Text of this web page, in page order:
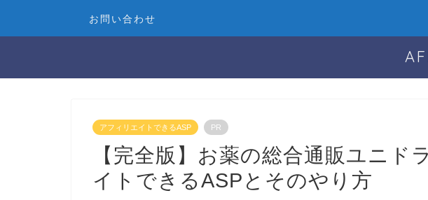
お問い合わせ
アフィリエイトできるASP PR
【完全版】お薬の総合通販ユニド
イトできるASPとそのやり方